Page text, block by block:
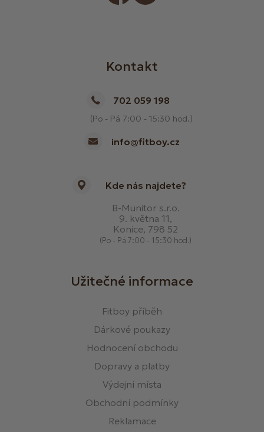
Kontakt
702 059 198
(Po - Pá 7:00 - 15:30 hod.)
info@fitboy.cz
Kde nás najdete?
B-Munitor s.r.o.
9. května 11,
Konice, 798 52
(Po - Pá 7:00 - 15:30 hod.)
Užitečné informace
Fitboy příběh
Dárkové poukazy
Hodnocení obchodu
Dopravy a platby
Výdejní místa
Obchodní podmínky
Reklamace